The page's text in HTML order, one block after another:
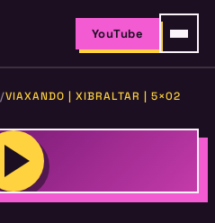
YouTube
/VIAXANDO | XIBRALTAR | 5×02